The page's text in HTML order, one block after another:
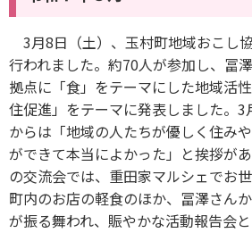
3月8日（土）、玉村町地域おこし
行われました。約70人が参加し、冨
拠点に「食」をテーマにした地域活
住促進」をテーマに発表しました。
からは「地域の人たちが優しく住み
ができて本当によかった」と挨拶が
の交流会では、重田家マルシェでお
町内のお店の軽食のほか、冨澤さん
が振る舞われ、賑やかな活動報告会と